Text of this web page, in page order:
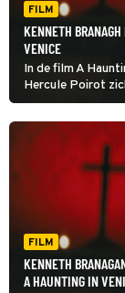
FILM
KENNETH
VENICE
In de film A
Hercule Poirot
doden vallen.
FILM
KENNETH
A HAUNTING IN